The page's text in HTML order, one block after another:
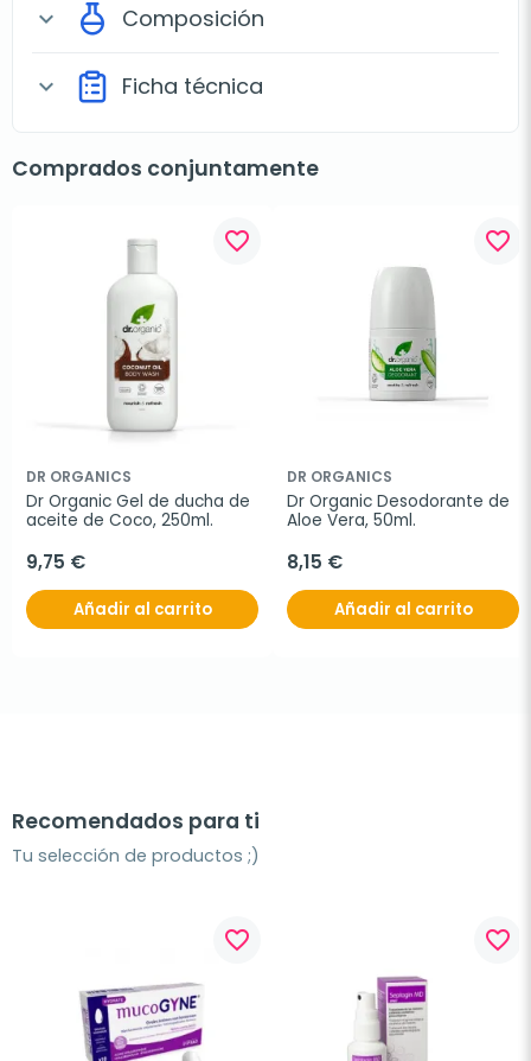
expand_more Composición
expand_more Ficha técnica
Comprados conjuntamente
favorite_border
DR ORGANICS
Dr Organic Gel de ducha de
aceite de Coco, 250ml.
9,75 €
Añadir al carrito
favorite_border
DR ORGANICS
Dr Organic Desodorante de
Aloe Vera, 50ml.
8,15 €
Añadir al carrito
Recomendados para ti
Tu selección de productos ;)
favorite_border favorite_border